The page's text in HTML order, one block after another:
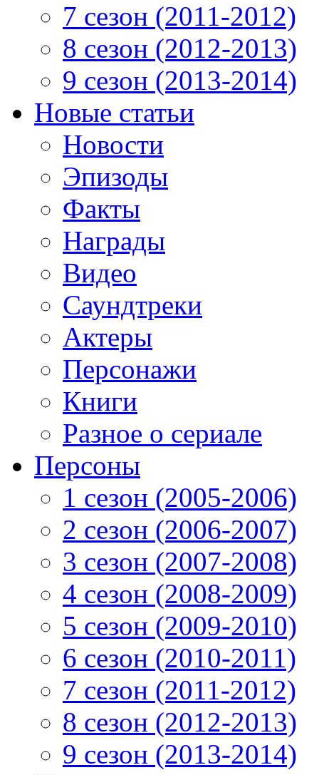
7 сезон (2011-2012)
8 сезон (2012-2013)
9 сезон (2013-2014)
Новые статьи
Новости
Эпизоды
Факты
Награды
Видео
Саундтреки
Актеры
Персонажи
Книги
Разное о сериале
Персоны
1 сезон (2005-2006)
2 сезон (2006-2007)
3 сезон (2007-2008)
4 сезон (2008-2009)
5 сезон (2009-2010)
6 сезон (2010-2011)
7 сезон (2011-2012)
8 сезон (2012-2013)
9 сезон (2013-2014)